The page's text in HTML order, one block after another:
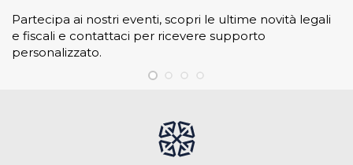
Partecipa ai nostri eventi, scopri le ultime novità legali
e fiscali e contattaci per ricevere supporto
personalizzato.